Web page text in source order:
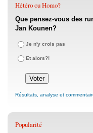
Hétéro ou Homo?
Que pensez-vous des
Jan Kounen?
Je n'y crois pas
Et alors?!
Résultats, analyse et
Popularité